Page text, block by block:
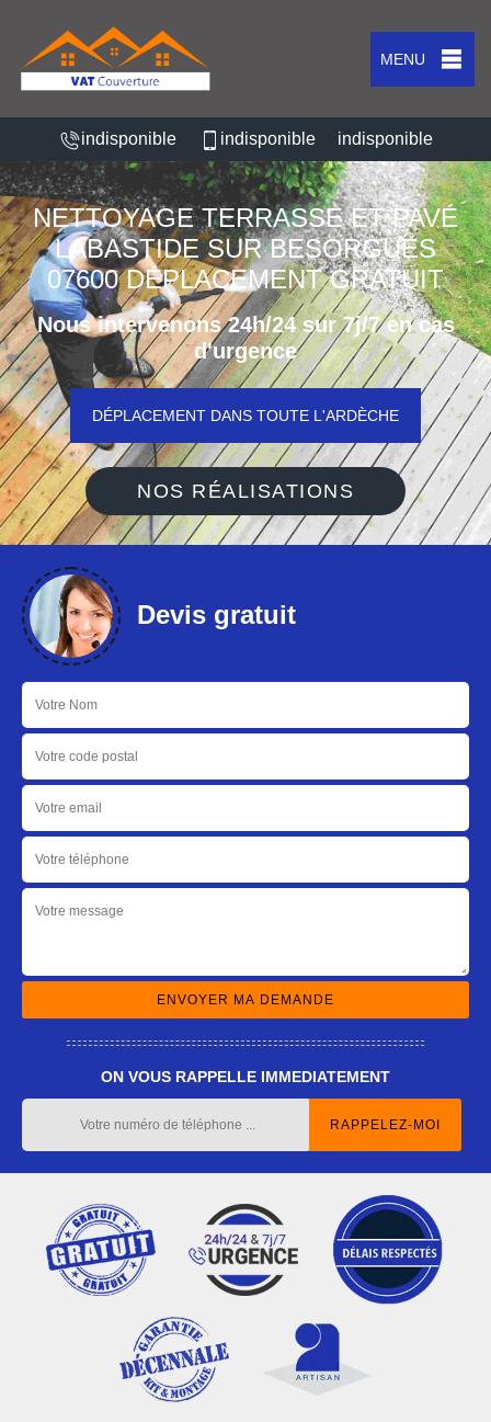
MENU
indisponible indisponible indisponible
NETTOYAGE TERRASSE ET PAVÉ
LABASTIDE SUR BESORGUES
07600 DÉPLACEMENT GRATUIT
Nous intervenons 24h/24 sur 7j/7 en cas
d'urgence
DÉPLACEMENT DANS TOUTE L'ARDÈCHE
NOS RÉALISATIONS
Devis gratuit
ON VOUS RAPPELLE IMMEDIATEMENT